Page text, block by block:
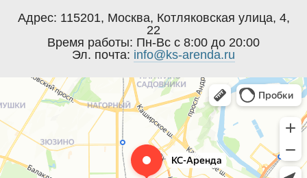
Адрес: 115201, Москва, Котляковская улица, 4,
22
Время работы: Пн-Вс с 8:00 до 20:00
Эл. почта: info@ks-arenda.ru